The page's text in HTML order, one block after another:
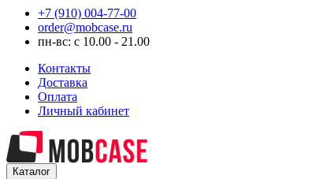
+7 (910) 004-77-00
order@mobcase.ru
пн-вс: с 10.00 - 21.00
Контакты
Доставка
Оплата
Личный кабинет
Каталог